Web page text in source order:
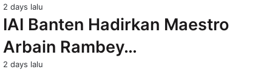
2 days lalu
IAI Banten Hadirkan Maestro
Arbain Rambey…
2 days lalu